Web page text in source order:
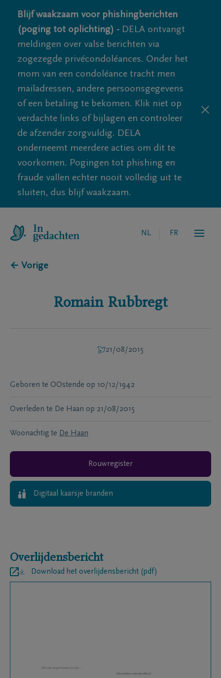
Blijf waakzaam voor phishingberichten
(poging tot oplichting) - DELA ontvangt
meldingen over valse berichten via
zogezegde privécondoléances. Onder het
mom van een condoléance tracht men
mailadressen, andere persoonsgegevens
of een betaling te bekomen. Klik niet op
verdachte links of bijlagen en controleer
de afzender zorgvuldig. DELA
onderneemt meerdere acties om dit te
voorkomen. Pogingen tot phishing en
fraude vallen echter nooit volledig uit te
sluiten, dus blijf waakzaam.
NL FR
← Vorige
Romain Rubbregt
21/08/2015
Geboren te OOstende op 10/12/1942
Overleden te De Haan op 21/08/2015
Woonachtig te De Haan
Rouwregister
Digitaal kaarsje branden
Overlijdensbericht
Download het overlijdensbericht (pdf)